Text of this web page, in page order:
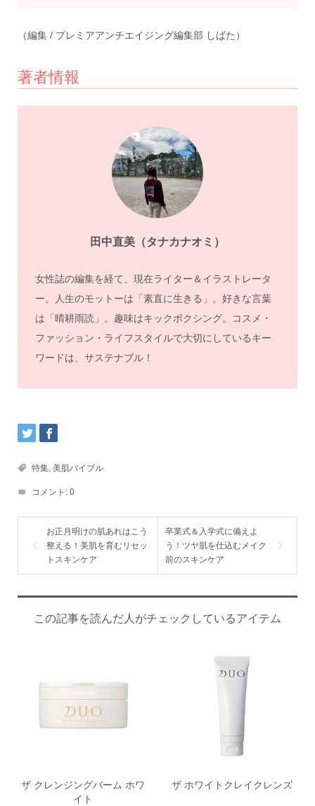
（編集 / プレミアアンチエイジング編集部 しばた）
著者情報
田中直美（タナカナオミ）
女性誌の編集を経て、現在ライター＆イラストレータ
ー。人生のモットーは「素直に生きる」。好きな言葉
は「晴耕雨読」。趣味はキックボクシング。コスメ・
ファッション・ライフスタイルで大切にしているキー
ワードは、サステナブル！
特集, 美肌バイブル
コメント: 0
お正月明けの肌あれはこう
整える！美肌を育むリセッ
トスキンケア
卒業式＆入学式に備えよ
う！ツヤ肌を仕込むメイク
前のスキンケア
この記事を読んだ人がチェックしているアイテム
ザ クレンジングバーム ホワ
イト
ザ ホワイトクレイクレンズ